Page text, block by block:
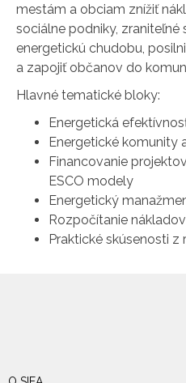
mestám a obciam znížiť
sociálne podniky, zraniteľné
energetickú chudobu,
a zapojiť občanov do
Hlavné tematické bloky:
Energetická
Energetické komunity
Financovanie
ESCO modely
Energetický
Rozpočítanie
Praktické skúsenosti z